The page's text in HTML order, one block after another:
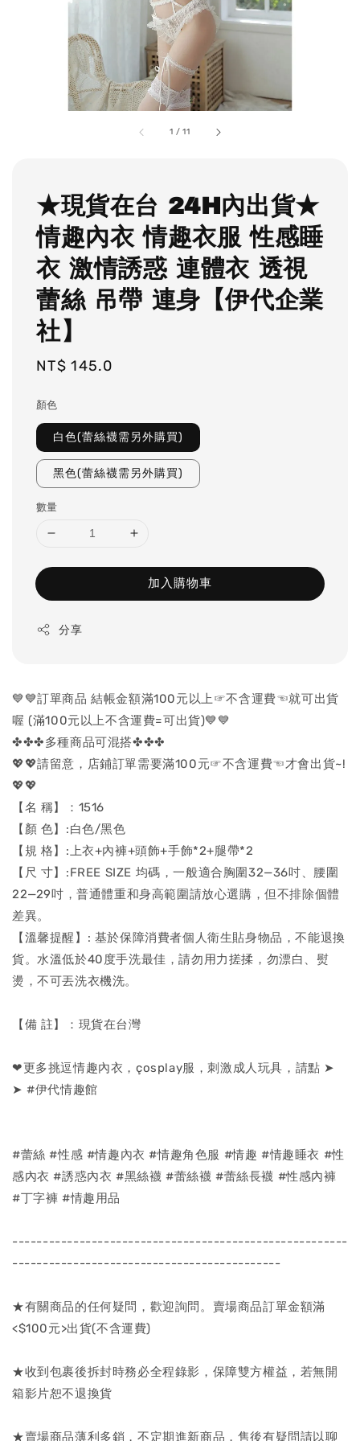
1 /11
★現貨在台 24H內出貨★
情趣內衣 情趣衣服 性感睡
衣 激情誘惑 連體衣 透視
蕾絲 吊帶 連身【伊代企業
社】
Regular
NT$ 145.0
顏色
白色(蕾絲襪需另外購買)
黑色(蕾絲襪需另外購買)
數量
加入購物車
分享
💙💙訂單商品 結帳金額滿100元以上☞不含運費☜就可出貨
喔 (滿100元以上不含運費=可出貨)💙💙
✤✤✤多種商品可混搭✤✤✤
💖💖請留意，店鋪訂單需要滿100元☞不含運費☜才會出貨~!
💖💖
【名 稱】：1516
【顏 色】:白色/黑色
【規 格】:上衣+內褲+頭飾+手飾*2+腿帶*2
【尺 寸】:FREE SIZE 均碼，一般適合胸圍32—36吋、腰圍
22—29吋，普通體重和身高範圍請放心選購，但不排除個體
差異。
【溫馨提醒】: 基於保障消費者個人衛生貼身物品，不能退換
貨。水溫低於40度手洗最佳，請勿用力搓揉，勿漂白、熨
燙，不可丟洗衣機洗。
【備 註】：現貨在台灣
❤更多挑逗情趣內衣，çosplay服，刺激成人玩具，請點 ➤
➤ #伊代情趣館
#蕾絲 #性感 #情趣內衣 #情趣角色服 #情趣 #情趣睡衣 #性
感內衣 #誘惑內衣 #黑絲襪 #蕾絲襪 #蕾絲長襪 #性感內褲
#丁字褲 #情趣用品
-------------------------------------------------------
--------------------------------------------
★有關商品的任何疑問，歡迎詢問。賣場商品訂單金額滿
<$100元>出貨(不含運費)
★收到包裹後拆封時務必全程錄影，保障雙方權益，若無開
箱影片恕不退換貨
★賣場商品薄利多銷，不定期進新商品，售後有疑問請以聊